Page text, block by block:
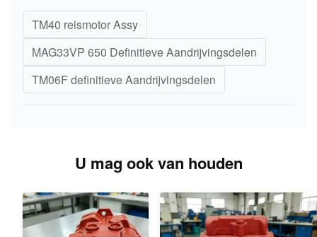
TM40 reismotor Assy
MAG33VP 650 Definitieve Aandrijvingsdelen
TM06F definitieve Aandrijvingsdelen
U mag ook van houden